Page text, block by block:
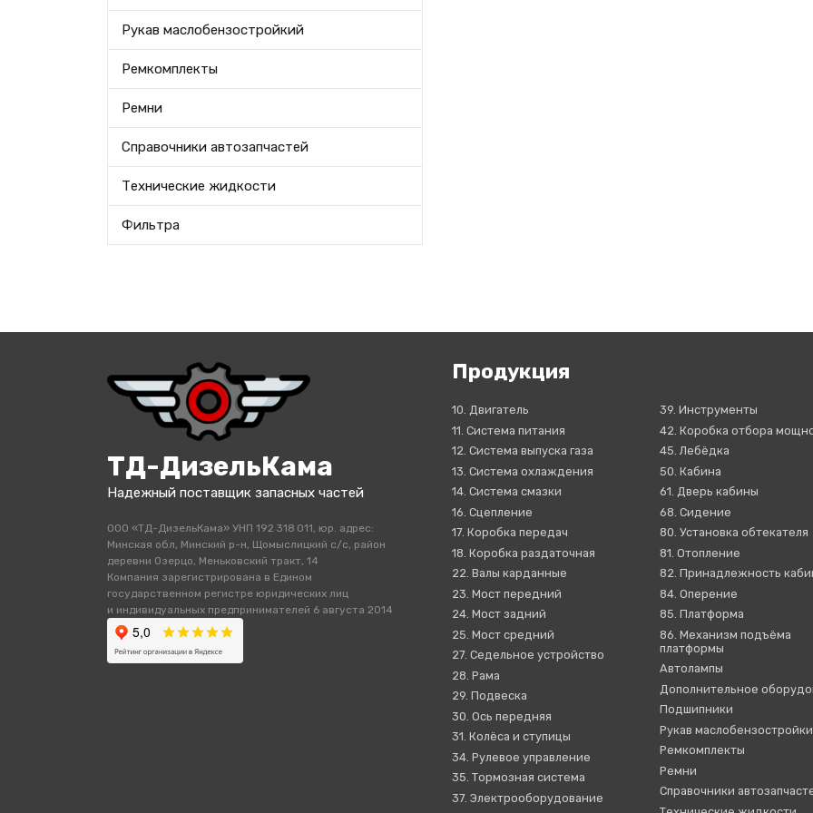
Рукав маслобензостройкий
Ремкомплекты
Ремни
Справочники автозапчастей
Технические жидкости
Фильтра
ТД-ДизельКама
Надежный поставщик запасных частей
ООО «ТД-ДизельКама» УНП 192 318 011, юр. адрес:
Минская обл, Минский р-н, Щомыслицкий с/с, район
деревни Озерцо, Меньковский тракт, 14
Компания зарегистрирована в Едином
государственном регистре юридических лиц
и индивидуальных предпринимателей 6 августа 2014
Продукция
10. Двигатель
11. Система питания
12. Система выпуска газа
13. Система охлаждения
14. Система смазки
16. Сцепление
17. Коробка передач
18. Коробка раздаточная
22. Валы карданные
23. Мост передний
24. Мост задний
25. Мост средний
27. Седельное устройство
28. Рама
29. Подвеска
30. Ось передняя
31. Колёса и ступицы
34. Рулевое управление
35. Тормозная система
37. Электрооборудование
39. Инструменты
42. Коробка отбора
45. Лебёдка
50. Кабина
61. Дверь кабины
68. Сидение
80. Установка обтекателя
81. Отопление
82. Принадлежность
84. Оперение
85. Платформа
86. Механизм подъёма
платформы
Автолампы
Дополнительное
Подшипники
Рукав
Ремкомплекты
Ремни
Справочники